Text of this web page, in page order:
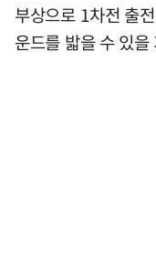
부상으로 1차전 출
운드를 밟을 수 있